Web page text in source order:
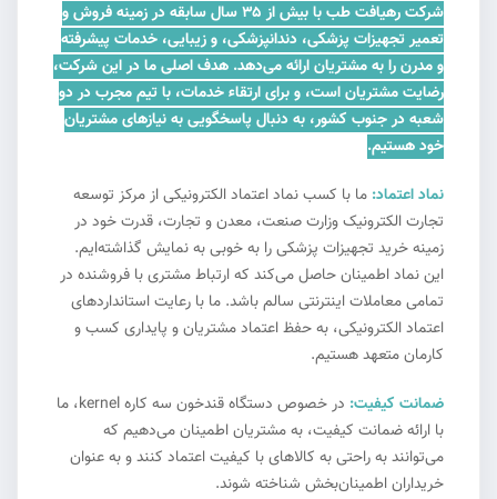
شرکت رهیافت طب با بیش از ۳۵ سال سابقه در زمینه فروش و
تعمیر تجهیزات پزشکی، دندانپزشکی، و زیبایی، خدمات پیشرفته
و مدرن را به مشتریان ارائه می‌دهد. هدف اصلی ما در این شرکت،
رضایت مشتریان است، و برای ارتقاء خدمات، با تیم مجرب در دو
شعبه در جنوب کشور، به دنبال پاسخگویی به نیازهای مشتریان
خود هستیم.
نماد اعتماد: ما با کسب نماد اعتماد الکترونیکی از مرکز توسعه
تجارت الکترونیک وزارت صنعت، معدن و تجارت، قدرت خود در
زمینه خرید تجهیزات پزشکی را به خوبی به نمایش گذاشته‌ایم.
این نماد اطمینان حاصل می‌کند که ارتباط مشتری با فروشنده در
تمامی معاملات اینترنتی سالم باشد. ما با رعایت استانداردهای
اعتماد الکترونیکی، به حفظ اعتماد مشتریان و پایداری کسب و
کارمان متعهد هستیم.
ضمانت کیفیت:
در خصوص دستگاه قندخون سه کاره kernel، ما
با ارائه ضمانت کیفیت، به مشتریان اطمینان می‌دهیم که
می‌توانند به راحتی به کالاهای با کیفیت اعتماد کنند و به عنوان
خریداران اطمینان‌بخش شناخته شوند.